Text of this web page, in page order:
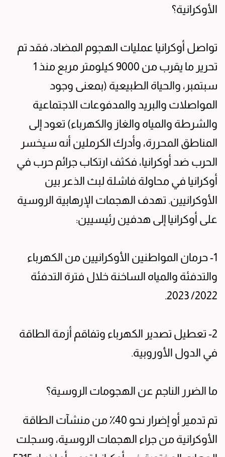
الأوكرانية؟
تواصل أوكرانيا عمليات الهجوم المضاد، فقد تم
تحرير ما يقرب من 9000 كيلومتر مربع منذ 1
سبتمبر، والحياة الطبيعية (بمعنى وجود
المواصلات والبريد والمدفوعات الاجتماعية
والشرطة والمياه والغاز والكهرباء) تعود إلى
المناطق المحررة، وأدرك الكرملين أنه سيخسر
الحرب ضد أوكرانيا، فكثف ارتكاب جرائم حرب في
أوكرانيا في محاولة فاشلة لبث الذعر بين
الأوكرانيين. تهدف الهجمات الإرهابية الروسية
على أوكرانيا إلى هدفين رئيسيين:
1- حرمان المواطنين الأوكرانيين من الكهرباء
والتدفئة والمياه الساخنة خلال فترة التدفئة
2022/ 2023.
2- تعطيل تصدير الكهرباء وتفاقم أزمة الطاقة
في الدول الأوروبية.
ما الضرر الناجم عن الهجومات الروسية؟
تم تدمير أو إضرار نحو 40٪ من منشآت الطاقة
الأوكرانية من جراء الهجمات الروسية، وسجلت